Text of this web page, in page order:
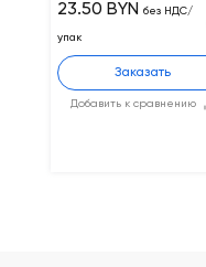
Добавить к сравнению
23.50 BYN без НДС/
упак
Заказать